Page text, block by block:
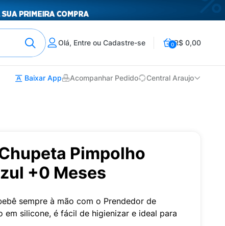
Olá, Entre ou Cadastre-se 0R$ 0,00
Baixar App Acompanhar Pedido Central Araujo
Pimpolho
+0 Meses
sempre à mão com o Prendedor de
em silicone, é fácil de higienizar e ideal para